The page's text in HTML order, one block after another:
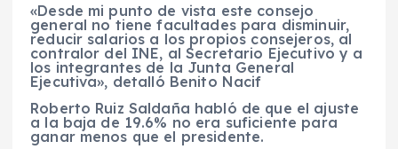
«Desde mi punto de vista este consejo
general no tiene facultades para disminuir,
reducir salarios a los propios consejeros, al
contralor del INE, al Secretario Ejecutivo y a
los integrantes de la Junta General
Ejecutiva», detalló Benito Nacif
Roberto Ruiz Saldaña habló de que el ajuste
a la baja de 19.6% no era suficiente para
ganar menos que el presidente.